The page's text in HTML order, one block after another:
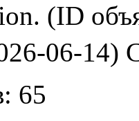
(ID
06-14)
65